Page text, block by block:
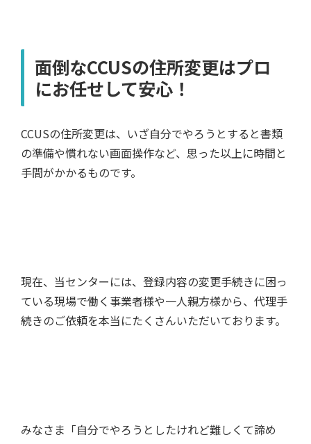
面倒なCCUSの住所変更はプロ
にお任せして安心！
CCUSの住所変更は、いざ自分でやろうとすると書類
の準備や慣れない画面操作など、思った以上に時間と
手間がかかるものです。
現在、当センターには、登録内容の変更手続きに困っ
ている現場で働く事業者様や一人親方様から、代理手
続きのご依頼を本当にたくさんいただいております。
みなさま「自分でやろうとしたけれど難しくて諦め